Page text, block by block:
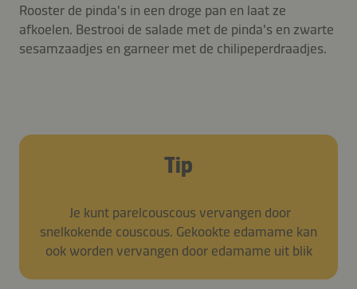
Rooster de pinda's in een droge pan en laat ze
afkoelen. Bestrooi de salade met de pinda's en zwarte
sesamzaadjes en garneer met de chilipeperdraadjes.
Tip
Je kunt parelcouscous vervangen door
snelkokende couscous. Gekookte edamame kan
ook worden vervangen door edamame uit blik